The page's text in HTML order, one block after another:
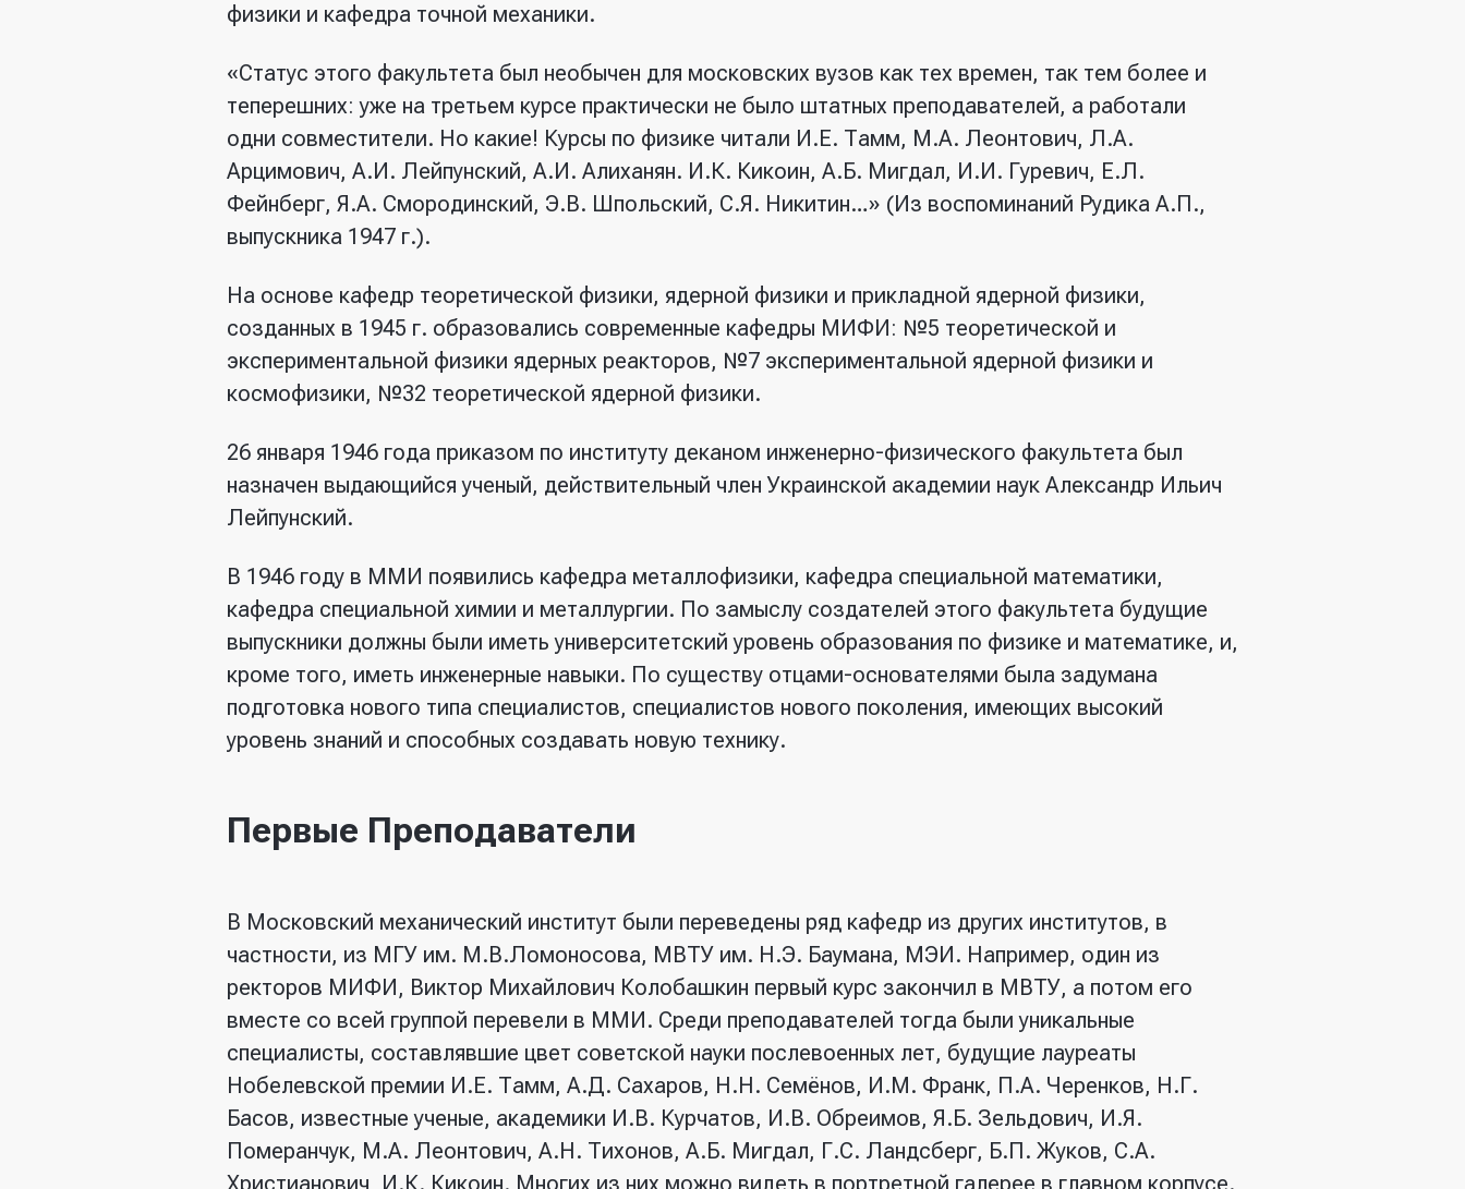
физики и кафедра точной механики.
«Статус этого факультета был необычен для московских вузов как тех времен, так тем более и
теперешних: уже на третьем курсе практически не было штатных преподавателей, а работали
одни совместители. Но какие! Курсы по физике читали И.Е. Тамм, М.А. Леонтович, Л.А.
Арцимович, А.И. Лейпунский, А.И. Алиханян. И.К. Кикоин, А.Б. Мигдал, И.И. Гуревич, Е.Л.
Фейнберг, Я.А. Смородинский, Э.В. Шпольский, С.Я. Никитин…» (Из воспоминаний Рудика А.П.,
выпускника 1947 г.).
На основе кафедр теоретической физики, ядерной физики и прикладной ядерной физики,
созданных в 1945 г. образовались современные кафедры МИФИ: №5 теоретической и
экспериментальной физики ядерных реакторов, №7 экспериментальной ядерной физики и
космофизики, №32 теоретической ядерной физики.
26 января 1946 года приказом по институту деканом инженерно-физического факультета был
назначен выдающийся ученый, действительный член Украинской академии наук Александр Ильич
Лейпунский.
В 1946 году в ММИ появились кафедра металлофизики, кафедра специальной математики,
кафедра специальной химии и металлургии. По замыслу создателей этого факультета будущие
выпускники должны были иметь университетский уровень образования по физике и математике, и,
кроме того, иметь инженерные навыки. По существу отцами-основателями была задумана
подготовка нового типа специалистов, специалистов нового поколения, имеющих высокий
уровень знаний и способных создавать новую технику.
Первые Преподаватели
В Московский механический институт были переведены ряд кафедр из других институтов, в
частности, из МГУ им. М.В.Ломоносова, МВТУ им. Н.Э. Баумана, МЭИ. Например, один из
ректоров МИФИ, Виктор Михайлович Колобашкин первый курс закончил в МВТУ, а потом его
вместе со всей группой перевели в ММИ. Среди преподавателей тогда были уникальные
специалисты, составлявшие цвет советской науки послевоенных лет, будущие лауреаты
Нобелевской премии И.Е. Тамм, А.Д. Сахаров, Н.Н. Семёнов, И.М. Франк, П.А. Черенков, Н.Г.
Басов, известные ученые, академики И.В. Курчатов, И.В. Обреимов, Я.Б. Зельдович, И.Я.
Померанчук, М.А. Леонтович, А.Н. Тихонов, А.Б. Мигдал, Г.С. Ландсберг, Б.П. Жуков, С.А.
Христианович, И.К. Кикоин. Многих из них можно видеть в портретной галерее в главном корпусе.